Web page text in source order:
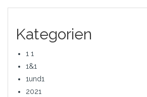
Kategorien
1 1
1&1
1und1
2021